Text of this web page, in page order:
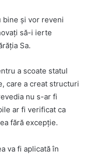
bine și vor reveni
să-i ierte
Sa.
a scoate statul
care a creat structuri
nu s-ar fi
ar fi verificat ca
fără excepție.
va fi aplicată în